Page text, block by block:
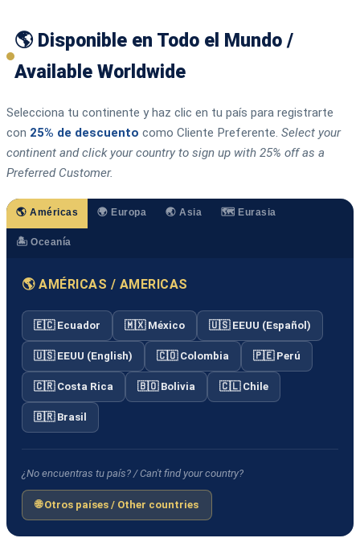
🌎 Disponible en Todo el Mundo /
Available Worldwide
Selecciona tu continente y haz clic en tu país para registrarte
con 25% de descuento como Cliente Preferente. Select your
continent and click your country to sign up with 25% off as a
Preferred Customer.
🌎 Américas 🌍 Europa 🌏 Asia 🗺️ Eurasia
🏝️ Oceanía
🌎 AMÉRICAS / AMERICAS
🇪🇨 Ecuador 🇲🇽 México 🇺🇸 EEUU (Español)
🇺🇸 EEUU (English) 🇨🇴 Colombia 🇵🇪 Perú
🇨🇷 Costa Rica 🇧🇴 Bolivia 🇨🇱 Chile
🇧🇷 Brasil
¿No encuentras tu país? / Can't find your country?
🌐 Otros países / Other countries